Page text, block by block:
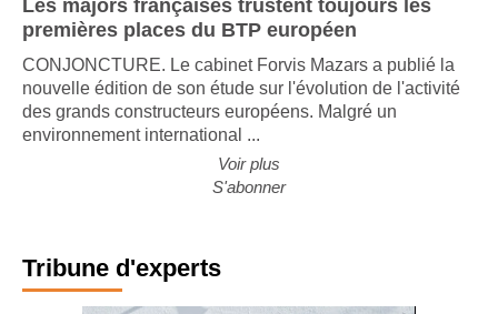
Les majors françaises trustent toujours les
premières places du BTP européen
CONJONCTURE. Le cabinet Forvis Mazars a publié la
nouvelle édition de son étude sur l'évolution de l'activité
des grands constructeurs européens. Malgré un
Voir plus
Tribune d'experts